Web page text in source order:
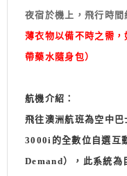
夜宿於機上，飛行時間
薄衣物以備不時之需
帶藥水隨身包）
航機介紹：
飛往澳洲航班為空中
3000i的全數位自選互
Demand），此系統為